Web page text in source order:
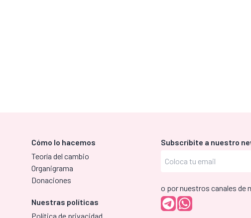
Cómo lo hacemos
Teoría del cambio
Organigrama
Donaciones
Nuestras políticas
Política de privacidad
Subscríbite a nuestro
o por nuestros canales de